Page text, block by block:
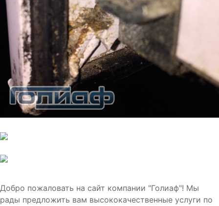
Добро пожаловать на сайт компании "Голиаф"! Мы
рады предложить вам высококачественные услуги по